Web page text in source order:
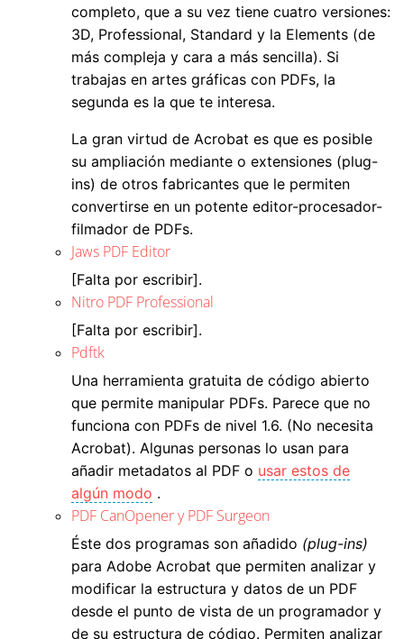
completo, que a su vez tiene cuatro versiones:
3D, Professional, Standard y la Elements (de
más compleja y cara a más sencilla). Si
trabajas en artes gráficas con PDFs, la
segunda es la que te interesa.
La gran virtud de Acrobat es que es posible
su ampliación mediante o extensiones (plug-
ins) de otros fabricantes que le permiten
convertirse en un potente editor-procesador-
filmador de PDFs.
Jaws PDF Editor
[Falta por escribir].
Nitro PDF Professional
[Falta por escribir].
Pdftk
Una herramienta gratuita de código abierto
que permite manipular PDFs. Parece que no
funciona con PDFs de nivel 1.6. (No necesita
Acrobat). Algunas personas lo usan para
añadir metadatos al PDF o usar estos de
algún modo .
PDF CanOpeneryPDF Surgeon
Éste dos programas son añadido (plug-ins)
para Adobe Acrobat que permiten analizar y
modificar la estructura y datos de un PDF
desde el punto de vista de un programador y
de su estructura de código. Permiten analizar